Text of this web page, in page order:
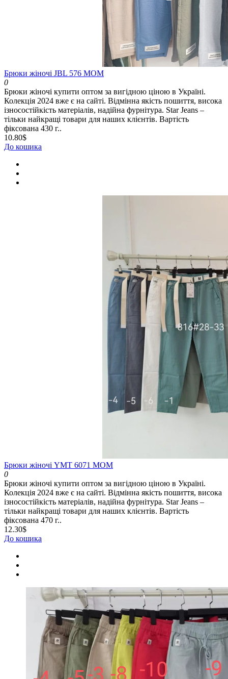
Брюки жіночі JBL 576 МОМ
0
Брюки жіночі купити оптом за вигідною ціною в Україні.
Колекція 2024 вже є на сайті. Відмінна якість пошиття, висока
ізносостійкість матеріалів, надійна фурнітура. Star Jeans –
тільки найкращі товари для наших клієнтів. Вартість
фіксована 430 г..
10.80$
До кошика
Брюки жіночі YMT 6071 МОМ
0
Брюки жіночі купити оптом за вигідною ціною в Україні.
Колекція 2024 вже є на сайті. Відмінна якість пошиття, висока
ізносостійкість матеріалів, надійна фурнітура. Star Jeans –
тільки найкращі товари для наших клієнтів. Вартість
фіксована 470 г..
12.30$
До кошика